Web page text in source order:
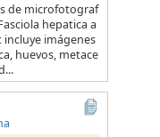
de microfotograf
hepatica a
incluye imágenes
huevos, metace